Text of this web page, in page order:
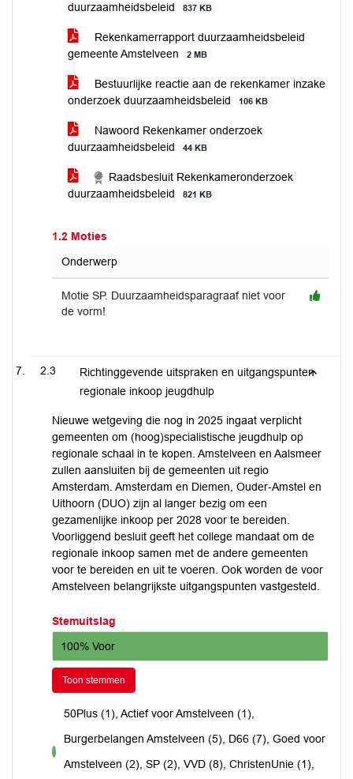
duurzaamheidsbeleid
837 KB
Rekenkamerrapport duurzaamheidsbeleid
gemeente Amstelveen
2 MB
Bestuurlijke reactie aan de rekenkamer inzake
onderzoek duurzaamheidsbeleid
106 KB
Nawoord Rekenkamer onderzoek
duurzaamheidsbeleid
44 KB
Raadsbesluit Rekenkameronderzoek
duurzaamheidsbeleid
821 KB
1.2 Moties
Onderwerp
Motie SP. Duurzaamheidsparagraaf niet voor
de vorm!
2.3
Richtinggevende uitspraken en uitgangspunten
regionale inkoop jeugdhulp
Nieuwe wetgeving die nog in 2025 ingaat verplicht
gemeenten om (hoog)specialistische jeugdhulp op
regionale schaal in te kopen. Amstelveen en Aalsmeer
zullen aansluiten bij de gemeenten uit regio
Amsterdam. Amsterdam en Diemen, Ouder-Amstel en
Uithoorn (DUO) zijn al langer bezig om een
gezamenlijke inkoop per 2028 voor te bereiden.
Voorliggend besluit geeft het college mandaat om de
regionale inkoop samen met de andere gemeenten
voor te bereiden en uit te voeren. Ook worden de voor
Amstelveen belangrijkste uitgangspunten vastgesteld.
Stemuitslag
100% Voor
Toon stemmen
voor
50Plus (1), Actief voor Amstelveen (1),
Burgerbelangen Amstelveen (5), D66 (7), Goed voor
Amstelveen (2), SP (2), VVD (8), ChristenUnie (1),